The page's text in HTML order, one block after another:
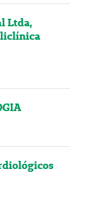
Ltda,